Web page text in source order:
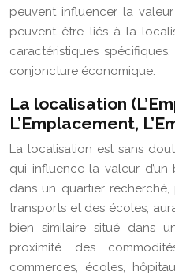
peuvent influencer la
peuvent être liés à la
caractéristiques
conjoncture économique.
La localisation
L’Emplacement,
La localisation est sans
qui influence la valeur
dans un quartier
transports et des écoles,
bien similaire situé dans
proximité des
commerces, écoles,